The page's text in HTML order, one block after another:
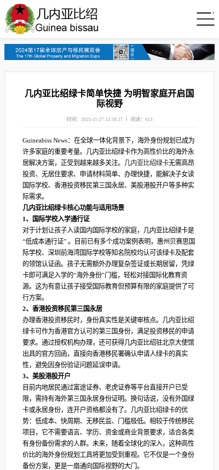
几内亚比绍绿卡简单快捷 为明智家庭开启国
际视野
时间：2025-11-27 13:58:27 阅读：613
Guineabiss News：在全球一体化背景下，海外身份规划已成为
许多家庭的重要考量。几内亚比绍绿卡作为高性价比的海外永
居解决方案，正受到越来越多关注。
几内亚比绍绿卡无需高昂
投资、无居住要求、申请材料简单、办理快捷，能解决子女读
国际学校、香港投资移民第三国永居、美股港股开户等多种实
际需求。
几内亚比绍绿卡核心功能与适用场景
1、国际学校入学通行证
对于计划让孩子入读国内国际学校的家庭，几内亚比绍绿卡是
“低成本通行证” 。目前已有多个成功案例表明，惠州贝赛思国
际学校、深圳前海湾国际学校等知名院校均认可该绿卡及配套
的领馆认证函。孩子无需额外办理复杂签证或长期居留，凭绿
卡即可满足入学的“海外身份”门槛，轻松对接国际化教育资
源。这为有意让孩子接受国际教育但预算有限的家庭提供了可
行方案。
2、香港投资移民第三国永居
办理香港投资移民时，身份真实性是关键审核点。几内亚比绍
绿卡可作为香港官方认可的第三国身份，满足投资移民的申请
要求。通过授权机构办理，还可获得几内亚比绍驻北京大使馆
出具的官方回函，直接向香港移民署确认申请人绿卡的真实
性，避免因身份验证问题延误申请。
3、美股港股开户
目前内地居民通过富途证券、老虎证券等平台直接开户已受
限，需持有海外第三国永居身份证明‌。换句话说，没有外国绿
卡或永居身份，连开户资格都没有了。几内亚比绍绿卡的优
势：低成本、快周期、无移民监、门槛极低。相较于传统移民
项目，它不需要语言、学历、资金或商业背景要求，适合各类
有身份备份需求的人群。未来，随着全球化的深入，这种高性
价比的海外身份规划工具将更加受到重视。它不仅是一个身份
备份方案，更是一扇通向国际视野的大门。